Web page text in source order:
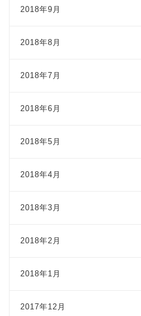
2018年9月
2018年8月
2018年7月
2018年6月
2018年5月
2018年4月
2018年3月
2018年2月
2018年1月
2017年12月